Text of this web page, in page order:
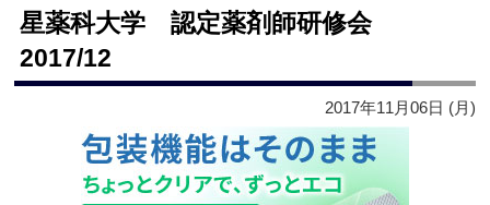
星薬科大学 認定薬剤師研修会
2017/12
2017年11月06日 (月)